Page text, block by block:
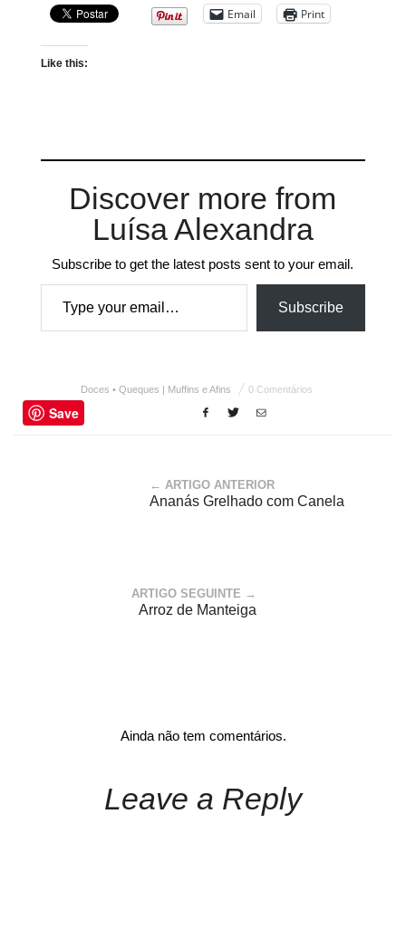
Email Print
Like this:
Discover more from
Luísa Alexandra
Subscribe to get the latest posts sent to your email.
Type your email…
Subscribe
Doces • Queques | Muffins e Afins 0 Comentários
Save
← ARTIGO ANTERIOR
Ananás Grelhado com Canela
ARTIGO SEGUINTE →
Arroz de Manteiga
Ainda não tem comentários.
Leave a Reply